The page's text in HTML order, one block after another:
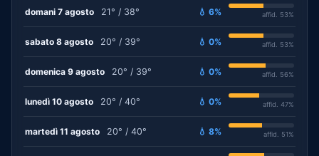
domani 7 agosto 21° / 38° 💧 6% affid. 53%
sabato 8 agosto 20° / 39° 💧 0% affid. 53%
domenica 9 agosto 20° / 39° 💧 0% affid. 56%
lunedì 10 agosto 20° / 40° 💧 0% affid. 47%
martedì 11 agosto 20° / 40° 💧 8% affid. 51%